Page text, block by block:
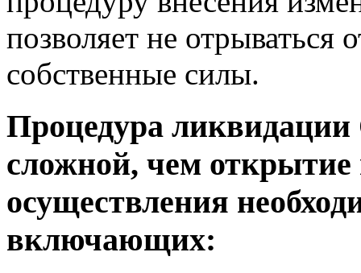
позволяет не отрываться
собственные силы.
Процедура
сложной, чем
осуществления
включающих: